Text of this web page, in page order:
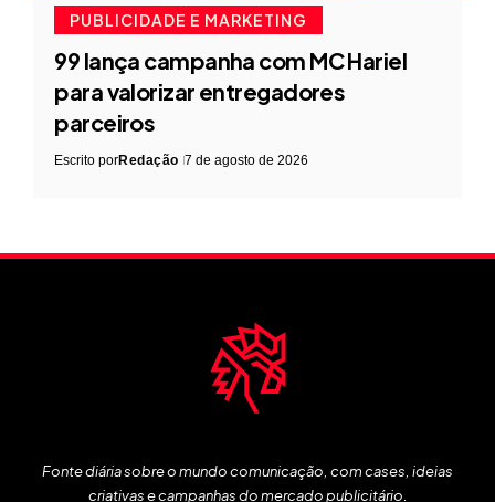
PUBLICIDADE E MARKETING
99 lança campanha com MC Hariel
para valorizar entregadores
parceiros
Escrito porRedação 7 de agosto de 2026
Fonte diária sobre o mundo comunicação, com cases, ideias
criativas e campanhas do mercado publicitário.